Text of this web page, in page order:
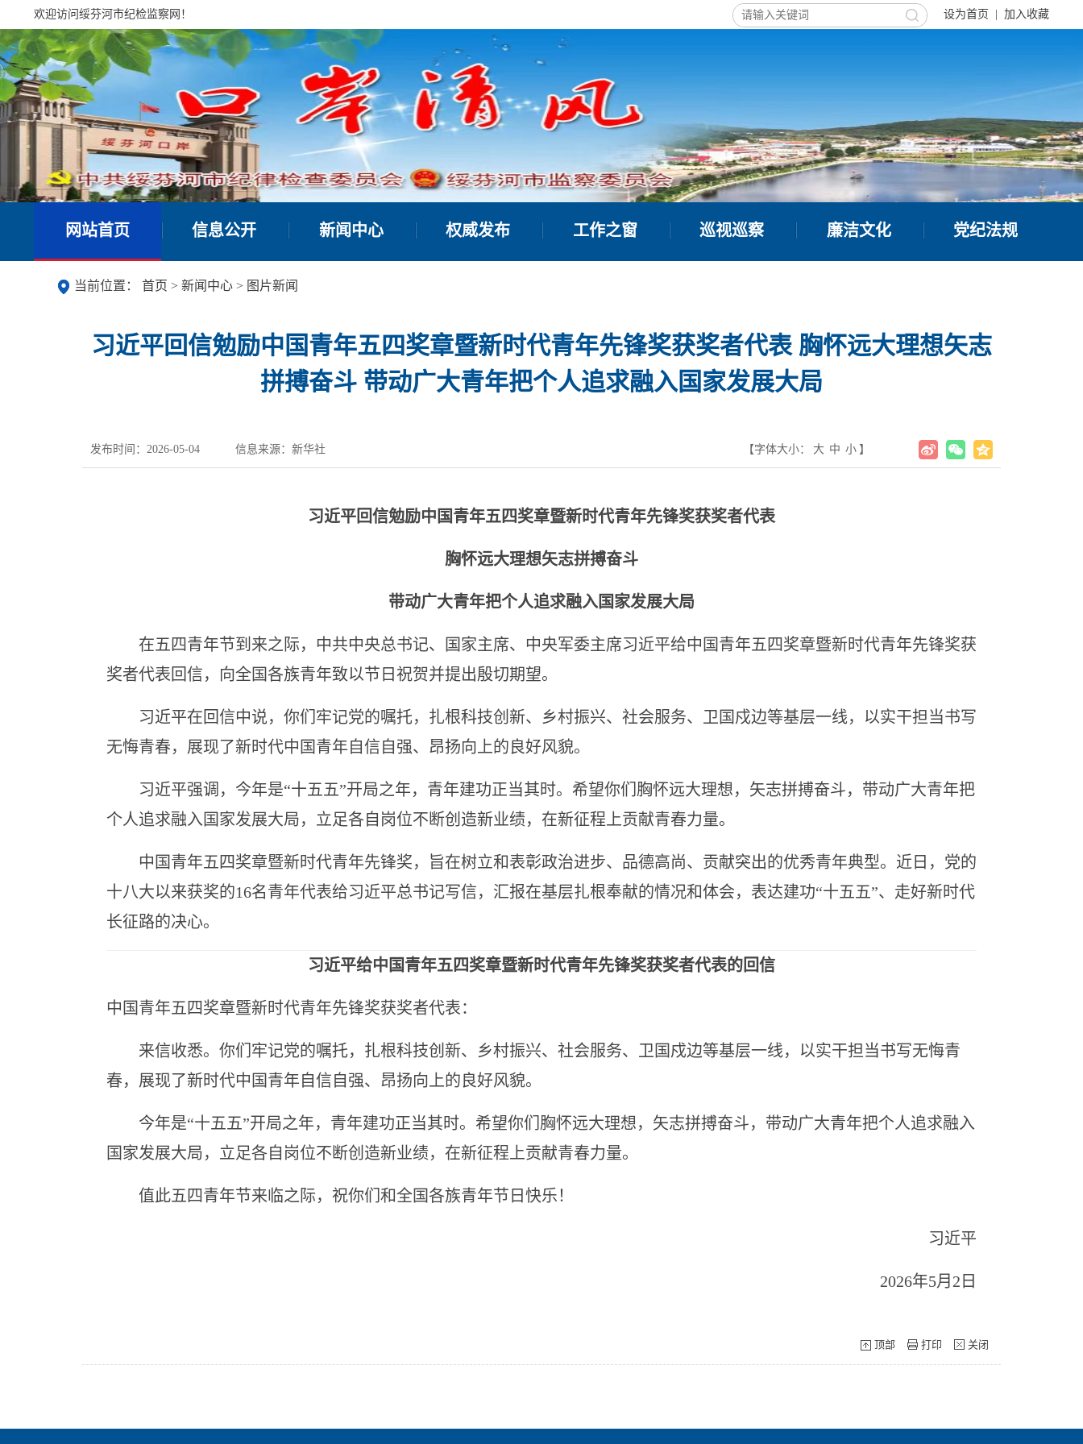
欢迎访问绥芬河市纪检监察网！ 设为首页 加入收藏
网站首页 信息公开 新闻中心 权威发布 工作之窗 巡视巡察 廉洁文化 党纪法规
当前位置： 首页 > 新闻中心 > 图片新闻
习近平回信勉励中国青年五四奖章暨新时代青年先锋奖获奖者代表 胸怀远大理想矢志
拼搏奋斗 带动广大青年把个人追求融入国家发展大局
发布时间：2026-05-04 信息来源：新华社 【字体大小： 大 中 小 】
习近平回信勉励中国青年五四奖章暨新时代青年先锋奖获奖者代表
胸怀远大理想矢志拼搏奋斗
带动广大青年把个人追求融入国家发展大局
在五四青年节到来之际，中共中央总书记、国家主席、中央军委主席习近平给中国青年五四奖章暨新时代青年先锋奖获
奖者代表回信，向全国各族青年致以节日祝贺并提出殷切期望。
习近平在回信中说，你们牢记党的嘱托，扎根科技创新、乡村振兴、社会服务、卫国戍边等基层一线，以实干担当书写
无悔青春，展现了新时代中国青年自信自强、昂扬向上的良好风貌。
习近平强调，今年是“十五五”开局之年，青年建功正当其时。希望你们胸怀远大理想，矢志拼搏奋斗，带动广大青年把
个人追求融入国家发展大局，立足各自岗位不断创造新业绩，在新征程上贡献青春力量。
中国青年五四奖章暨新时代青年先锋奖，旨在树立和表彰政治进步、品德高尚、贡献突出的优秀青年典型。近日，党的
十八大以来获奖的16名青年代表给习近平总书记写信，汇报在基层扎根奉献的情况和体会，表达建功“十五五”、走好新时代
长征路的决心。
习近平给中国青年五四奖章暨新时代青年先锋奖获奖者代表的回信
中国青年五四奖章暨新时代青年先锋奖获奖者代表：
来信收悉。你们牢记党的嘱托，扎根科技创新、乡村振兴、社会服务、卫国戍边等基层一线，以实干担当书写无悔青
春，展现了新时代中国青年自信自强、昂扬向上的良好风貌。
今年是“十五五”开局之年，青年建功正当其时。希望你们胸怀远大理想，矢志拼搏奋斗，带动广大青年把个人追求融入
国家发展大局，立足各自岗位不断创造新业绩，在新征程上贡献青春力量。
值此五四青年节来临之际，祝你们和全国各族青年节日快乐！
习近平
2026年5月2日
顶部 打印 关闭